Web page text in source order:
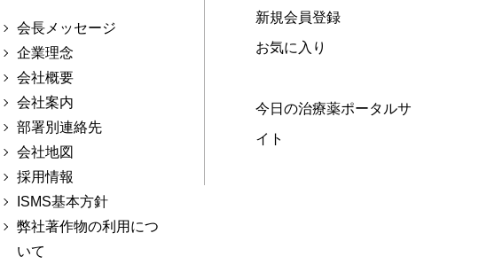
会長メッセージ
企業理念
会社概要
会社案内
部署別連絡先
会社地図
採用情報
ISMS基本方針
弊社著作物の利用につ
いて
新規会員登録
お気に入り
今日の治療薬ポータルサ
イト